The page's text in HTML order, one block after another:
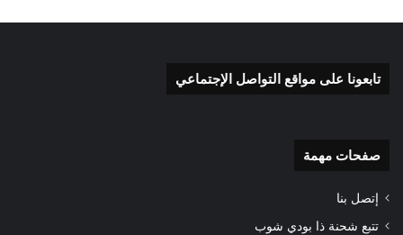
تابعونا على مواقع التواصل الإجتماعي
صفحات مهمة
إتصل بنا
تتبع شحنة ذا بودي شوب